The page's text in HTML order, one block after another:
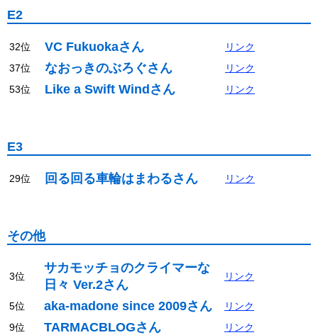
E2
32位 VC Fukuokaさん
リンク
37位
なおっきのぶろぐさん
リンク
53位
Like a Swift Windさん リンク
E3
29位 回る回る車輪はまわるさん リンク
その他
3位
サカモッチョのクライマーな
日々 Ver.2さん
リンク
5位 aka-madone since 2009さん
リンク
9位
TARMACBLOGさん
リンク